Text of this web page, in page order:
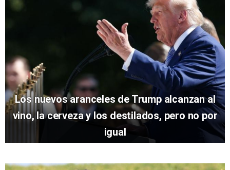
Los nuevos aranceles de Trump alcanzan al
vino, la cerveza y los destilados, pero no por
igual